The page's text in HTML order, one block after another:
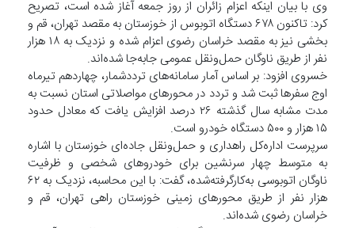
وی با بیان اینکه اعزام زائران از روز جمعه آغاز شده است، تصریح
کرد: تاکنون ۶۷۸ دستگاه اتوبوس از خوزستان به مقصد تهران، قم و
بخشی نیز به مقصد خراسان رضوی اعزام شده و نزدیک به ۱۸ هزار
نفر از طریق ناوگان حمل‌ونقل عمومی جابه‌جا شده‌اند.
خسروی افزود: بر اساس آمار سامانه‌های ترددشمار، چهاردهم تیرماه
اوج سفرها ثبت شد و تردد در محورهای مواصلاتی استان نسبت به
مدت مشابه سال گذشته ۲۶ درصد افزایش یافت که معادل حدود
۱۵ هزار و ۵۰۰ دستگاه خودرو است.
سرپرست اداره‌کل راهداری و حمل‌ونقل جاده‌ای خوزستان با اشاره
به متوسط چهار سرنشین برای خودروهای شخصی و ظرفیت
ناوگان اتوبوسی به‌کارگرفته‌شده، گفت: با این محاسبه، نزدیک به ۶۲
هزار نفر از طریق محورهای زمینی خوزستان راهی تهران، قم و
خراسان رضوی شده‌اند.